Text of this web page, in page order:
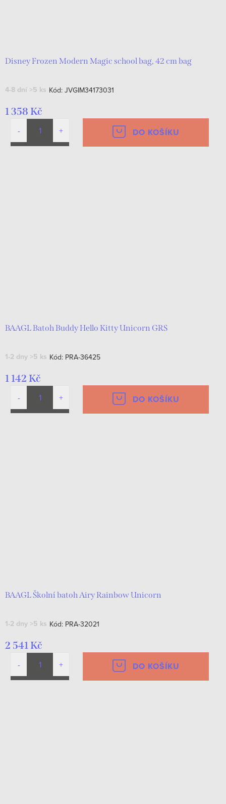
Disney Frozen Modern Magic school bag, 42 cm bag
4-8 dní >5 ks Kód: JVGIM34173031
1 358 Kč
DO KOŠÍKU
BAAGL Batoh Buddy Hello Kitty Unicorn GRS
1-2 dny >5 ks Kód: PRA-36425
1 142 Kč
DO KOŠÍKU
BAAGL Školní batoh Airy Rainbow Unicorn
1-2 dny >5 ks Kód: PRA-32021
2 541 Kč
DO KOŠÍKU